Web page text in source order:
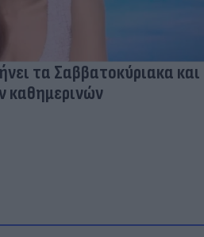
τα Σαββατοκύριακα και
καθημερινών